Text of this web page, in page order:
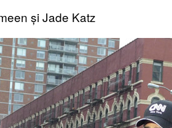
și Jade Katz